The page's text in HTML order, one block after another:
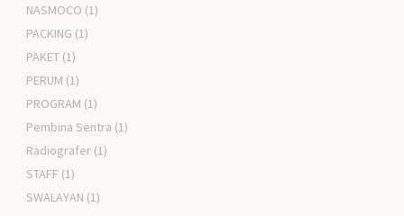
NASMOCO (1)
PACKING (1)
PAKET (1)
PERUM (1)
PROGRAM (1)
Pembina Sentra (1)
Radiografer (1)
STAFF (1)
SWALAYAN (1)